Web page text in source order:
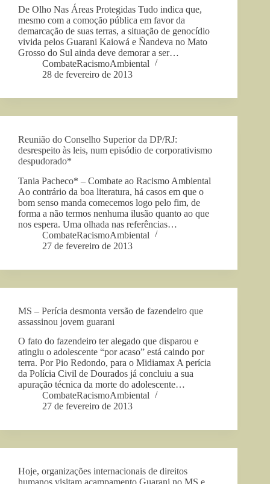
De Olho Nas Áreas Protegidas Tudo indica que,
mesmo com a comoção pública em favor da
demarcação de suas terras, a situação de genocídio
vivida pelos Guarani Kaiowá e Ñandeva no Mato
Grosso do Sul ainda deve demorar a ser…
CombateRacismoAmbiental
28 de fevereiro de 2013
Reunião do Conselho Superior da DP/RJ:
desrespeito às leis, num episódio de corporativismo
despudorado*
Tania Pacheco* – Combate ao Racismo Ambiental
Ao contrário da boa literatura, há casos em que o
bom senso manda comecemos logo pelo fim, de
forma a não termos nenhuma ilusão quanto ao que
nos espera. Uma olhada nas referências…
CombateRacismoAmbiental
27 de fevereiro de 2013
MS – Perícia desmonta versão de fazendeiro que
assassinou jovem guarani
O fato do fazendeiro ter alegado que disparou e
atingiu o adolescente “por acaso” está caindo por
terra. Por Pio Redondo, para o Midiamax A perícia
da Polícia Civil de Dourados já concluiu a sua
apuração técnica da morte do adolescente…
CombateRacismoAmbiental
27 de fevereiro de 2013
Hoje, organizações internacionais de direitos